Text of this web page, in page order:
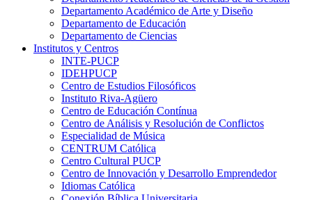
Departamento Académico de Arte y Diseño
Departamento de Educación
Departamento de Ciencias
Institutos y Centros
INTE-PUCP
IDEHPUCP
Centro de Estudios Filosóficos
Instituto Riva-Agüero
Centro de Educación Contínua
Centro de Análisis y Resolución de Conflictos
Especialidad de Música
CENTRUM Católica
Centro Cultural PUCP
Centro de Innovación y Desarrollo Emprendedor
Idiomas Católica